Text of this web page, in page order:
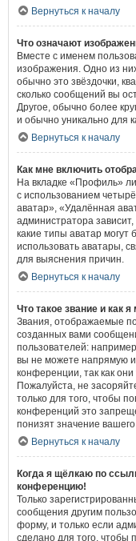
Вернуться к началу
Что означают
Вместе с именем
изображения. Одно из
обычно это звёздочки,
сколько сообщений вы
Другое, обычно более
и обычно уникально для
Вернуться к началу
Как мне включить
На вкладке «Профиль»
с использованием
аватар», «Удалённая
администратора
какие типы аватар
использовать аватары,
для выяснения причин.
Вернуться к началу
Что такое звание и как
Звания, отображаемые
созданных вами
пользователей:
вы не можете напрямую
конференции, так как
Пожалуйста, не
только для того, чтобы
конференций это
понизят значение
Вернуться к началу
Когда я щёлкаю по
конференцию!
Только
сообщения другим
форму, и только если
сделано для того, чтобы